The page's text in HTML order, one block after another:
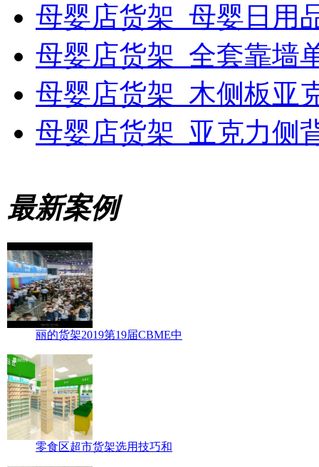
母婴店货架_母婴日用
母婴店货架_全套靠墙
母婴店货架_木侧板亚
母婴店货架_亚克力侧
最新案例
丽的货架2019第19届CBME中
零食区超市货架选用技巧和